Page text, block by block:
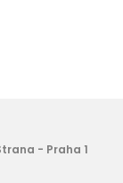
- Praha 1